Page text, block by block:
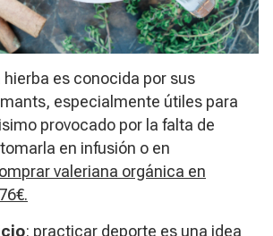
hierba es conocida por sus
especialmente útiles para
provocado por la falta de
en infusión o en
valeriana orgánica en
: practicar deporte es una idea